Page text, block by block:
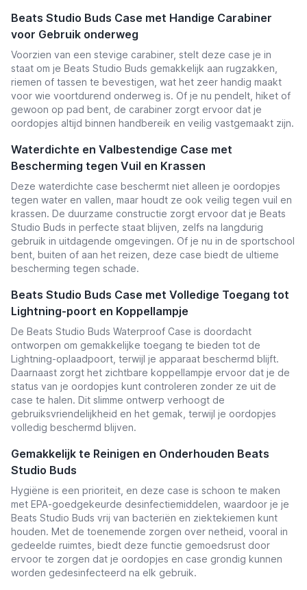
Beats Studio Buds Case met Handige Carabiner
voor Gebruik onderweg
Voorzien van een stevige carabiner, stelt deze case je in
staat om je Beats Studio Buds gemakkelijk aan rugzakken,
riemen of tassen te bevestigen, wat het zeer handig maakt
voor wie voortdurend onderweg is. Of je nu pendelt, hiket of
gewoon op pad bent, de carabiner zorgt ervoor dat je
oordopjes altijd binnen handbereik en veilig vastgemaakt zijn.
Waterdichte en Valbestendige Case met
Bescherming tegen Vuil en Krassen
Deze waterdichte case beschermt niet alleen je oordopjes
tegen water en vallen, maar houdt ze ook veilig tegen vuil en
krassen. De duurzame constructie zorgt ervoor dat je Beats
Studio Buds in perfecte staat blijven, zelfs na langdurig
gebruik in uitdagende omgevingen. Of je nu in de sportschool
bent, buiten of aan het reizen, deze case biedt de ultieme
bescherming tegen schade.
Beats Studio Buds Case met Volledige Toegang tot
Lightning-poort en Koppellampje
De Beats Studio Buds Waterproof Case is doordacht
ontworpen om gemakkelijke toegang te bieden tot de
Lightning-oplaadpoort, terwijl je apparaat beschermd blijft.
Daarnaast zorgt het zichtbare koppellampje ervoor dat je de
status van je oordopjes kunt controleren zonder ze uit de
case te halen. Dit slimme ontwerp verhoogt de
gebruiksvriendelijkheid en het gemak, terwijl je oordopjes
volledig beschermd blijven.
Gemakkelijk te Reinigen en Onderhouden Beats
Studio Buds
Hygiëne is een prioriteit, en deze case is schoon te maken
met EPA-goedgekeurde desinfectiemiddelen, waardoor je je
Beats Studio Buds vrij van bacteriën en ziektekiemen kunt
houden. Met de toenemende zorgen over netheid, vooral in
gedeelde ruimtes, biedt deze functie gemoedsrust door
ervoor te zorgen dat je oordopjes en case grondig kunnen
worden gedesinfecteerd na elk gebruik.